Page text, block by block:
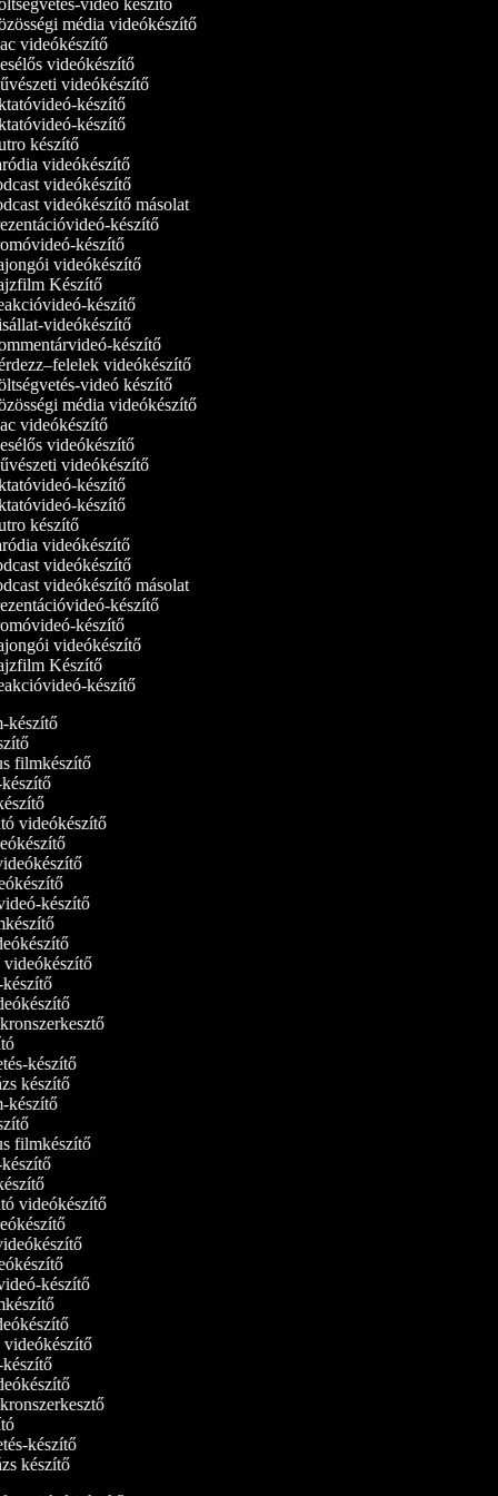
videó készítő
média videókészítő
videókészítő
videókészítő
videókészítő
készítő
készítő
videókészítő
videókészítő
videókészítő másolat
készítő
készítő
videókészítő
Készítő
készítő
videókészítő
készítő
videókészítő
videó készítő
média videókészítő
videókészítő
videókészítő
videókészítő
készítő
készítő
videókészítő
videókészítő
videókészítő másolat
készítő
készítő
videókészítő
Készítő
készítő
készítő
filmkészítő
videókészítő
készítő
videókészítő
készítő
készítő
készítő
készítő
filmkészítő
videókészítő
készítő
videókészítő
készítő
készítő
készítő